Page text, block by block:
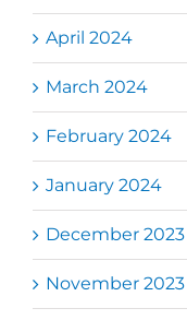
April 2024
March 2024
February 2024
January 2024
December 2023
November 2023